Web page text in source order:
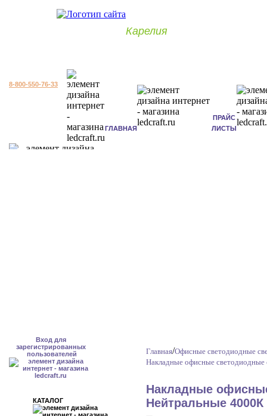
Карелия
8-800-550-76-33
ГЛАВНАЯ
ПРАЙС
ЛИСТЫ
Вход для
зарегистрированных
пользователей
КАТАЛОГ
Главная/Офисные светодиодные
Накладные офисные светодиодные
Накладные
Нейтральные